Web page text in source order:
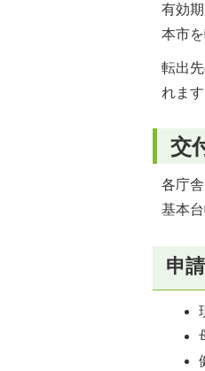
有効
本市
転出
れます
交
各庁
基本
申